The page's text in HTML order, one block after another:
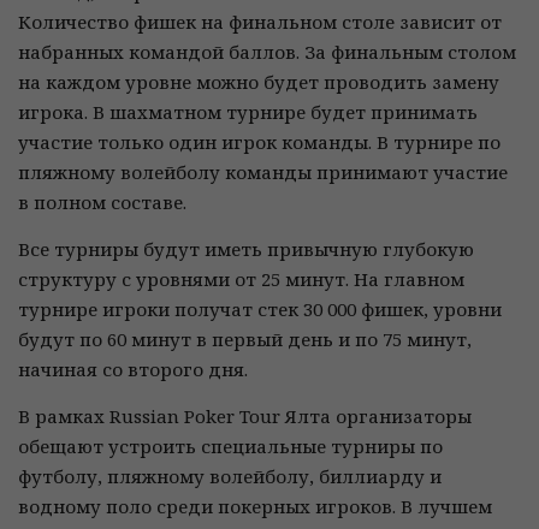
Количество фишек на финальном столе зависит от
набранных командой баллов. За финальным столом
на каждом уровне можно будет проводить замену
игрока. В шахматном турнире будет принимать
участие только один игрок команды. В турнире по
пляжному волейболу команды принимают участие
в полном составе.
Все турниры будут иметь привычную глубокую
структуру с уровнями от 25 минут. На главном
турнире игроки получат стек 30 000 фишек, уровни
будут по 60 минут в первый день и по 75 минут,
начиная со второго дня.
В рамках Russian Poker Tour Ялта организаторы
обещают устроить специальные турниры по
футболу, пляжному волейболу, биллиарду и
водному поло среди покерных игроков. В лучшем